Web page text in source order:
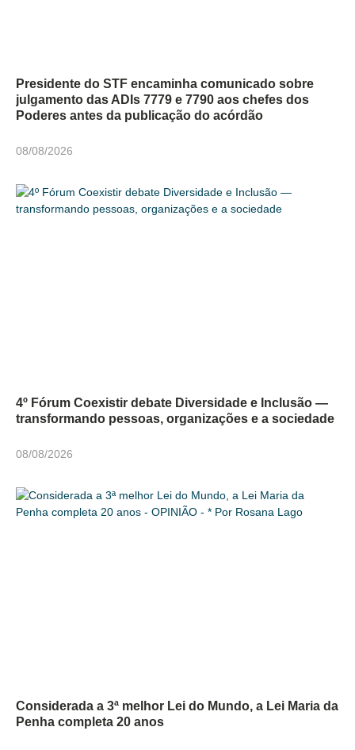
Presidente do STF encaminha comunicado sobre
julgamento das ADIs 7779 e 7790 aos chefes dos
Poderes antes da publicação do acórdão
08/08/2026
4º Fórum Coexistir debate Diversidade e Inclusão —
transformando pessoas, organizações e a sociedade
08/08/2026
Considerada a 3ª melhor Lei do Mundo, a Lei Maria da
Penha completa 20 anos